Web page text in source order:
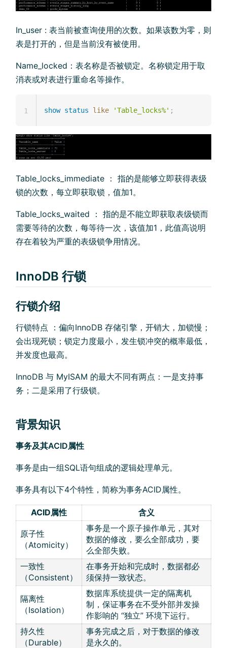
In_user : 表当前被查询使用的次数。如果该数为零，则
表是打开的，但是当前没有被使用。
Name_locked：表名称是否被锁定。名称锁定用于取
消表或对表进行重命名等操作。
show status like 'Table_locks%' ;
1
Table_locks_immediate ： 指的是能够立即获得表级
锁的次数，每立即获取锁，值加1。
Table_locks_waited ： 指的是不能立即获取表级锁而
需要等待的次数，每等待一次，该值加1，此值高说明
存在着较为严重的表级锁争用情况。
InnoDB 行锁
行锁介绍
行锁特点 ：偏向InnoDB 存储引擎，开销大，加锁慢；
会出现死锁；锁定力度最小，发生锁冲突的概率最低，
并发度也最高。
InnoDB 与 MyISAM 的最大不同有两点：一是支持事
务；二是采用了行级锁。
背景知识
事务及其ACID属性
事务是由一组SQL语句组成的逻辑处理单元。
事务具有以下4个特性，简称为事务ACID属性。
ACID属性 含义
原子性
（Atomicity）
事务是一个原子操作单元，其对
数据的修改，要么全部成功，要
么全部失败。
一致性
（Consistent）
在事务开始和完成时，数据都必
须保持一致状态。
隔离性
（Isolation）
数据库系统提供一定的隔离机
制，保证事务在不受外部并发操
作影响的 “独立” 环境下运行。
持久性
（Durable）
事务完成之后，对于数据的修改
是永久的。